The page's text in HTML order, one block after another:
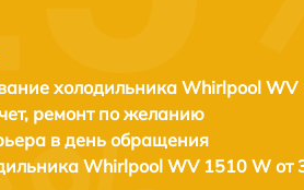
холодильника Whirlpool WV
ремонт по желанию
в день обращения
Whirlpool WV 1510 W от